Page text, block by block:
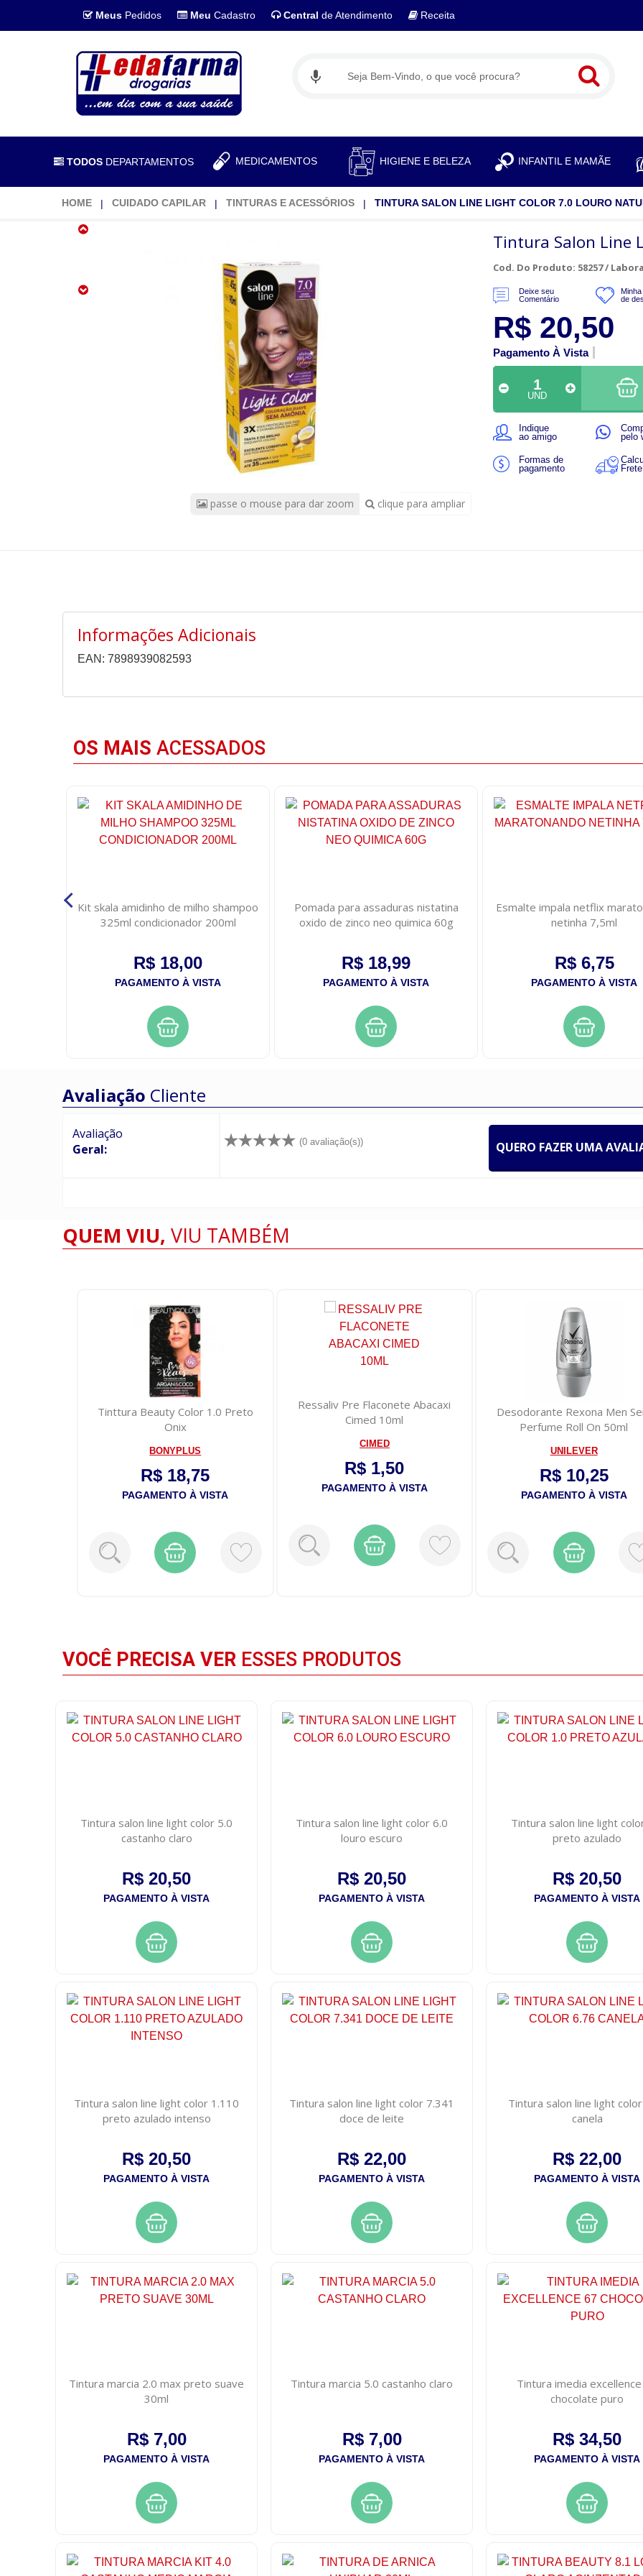
Meus Pedidos Meu Cadastro Central de Atendimento Receita
TODOS DEPARTAMENTOS MEDICAMENTOS HIGIENE E BELEZA INFANTIL E MAMÃE
HOME CUIDADO CAPILAR TINTURAS E ACESSÓRIOS TINTURA SALON LINE LIGHT COLOR 7.0 LOURO
Tintura
Line
passe o mouse para dar zoom clique para ampliar
Tintura Salon Line
Cod. Do Produto: 58257 /
Deixe seu
Comentário
de
R$ 20,50
Pagamento À Vista
UND
Indique
ao amigo
pelo
Formas de
pagamento
Informações Adicionais
EAN: 7898939082593
OS MAIS ACESSADOS
Kit skala amidinho de milho shampoo
325ml condicionador 200ml
R$ 18,00
PAGAMENTO À VISTA
Pomada para assaduras nistatina
oxido de zinco neo quimica 60g
R$ 18,99
PAGAMENTO À VISTA
Esmalte impala netflix
netinha 7,5ml
R$ 6,75
PAGAMENTO À VISTA
Avaliação Cliente
Avaliação
Geral:
(0 avaliação(s)) QUERO FAZER UMA
QUEM VIU, VIU TAMBÉM
Tinttura Beauty Color 1.0 Preto
Onix
BONYPLUS
R$ 18,75
PAGAMENTO À VISTA
Ressaliv Pre Flaconete Abacaxi
Cimed 10ml
CIMED
R$ 1,50
PAGAMENTO À VISTA
Desodorante Rexona Men
Perfume Roll On 50ml
UNILEVER
R$ 10,25
PAGAMENTO À VISTA
VOCÊ PRECISA VER ESSES PRODUTOS
Tintura salon line light color 5.0
castanho claro
R$ 20,50
PAGAMENTO À VISTA
Tintura salon line light color 6.0
louro escuro
R$ 20,50
PAGAMENTO À VISTA
Tintura salon line light
preto azulado
R$ 20,50
PAGAMENTO À VISTA
Tintura salon line light color 1.110
preto azulado intenso
R$ 20,50
PAGAMENTO À VISTA
Tintura salon line light color 7.341
doce de leite
R$ 22,00
PAGAMENTO À VISTA
Tintura salon line light
canela
R$ 22,00
PAGAMENTO À VISTA
Tintura marcia 2.0 max preto suave
30ml
R$ 7,00
PAGAMENTO À VISTA
Tintura marcia 5.0 castanho claro
R$ 7,00
PAGAMENTO À VISTA
Tintura imedia
chocolate puro
R$ 34,50
PAGAMENTO À VISTA